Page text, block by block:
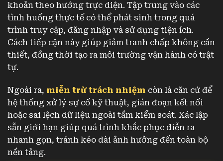
khoản theo hướng trực diện. Tập trung vào các
tình huống thực tế có thể phát sinh trong quá
trình truy cập, đăng nhập và sử dụng tiện ích.
Cách tiếp cận này giúp giảm tranh chấp không cần
thiết, đồng thời tạo ra môi trường vận hành có trật
tự.
Ngoài ra, miễn trừ trách nhiệm còn là căn cứ để
hệ thống xử lý sự cố kỹ thuật, gián đoạn kết nối
hoặc sai lệch dữ liệu ngoài tầm kiểm soát. Xác lập
sẵn giới hạn giúp quá trình khắc phục diễn ra
nhanh gọn, tránh kéo dài ảnh hưởng đến toàn bộ
nền tảng.